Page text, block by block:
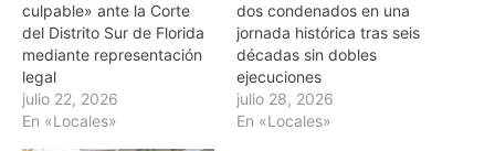
culpable» ante la Corte
del Distrito Sur de Florida
mediante representación
legal
julio 22, 2026
En «Locales»
dos condenados en una
jornada histórica tras seis
décadas sin dobles
ejecuciones
julio 28, 2026
En «Locales»